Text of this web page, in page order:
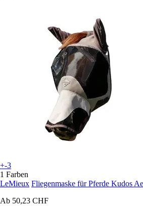
+-3
1 Farben
LeMieux Fliegenmaske für Pferde Kudos
Ab 50,23 CHF